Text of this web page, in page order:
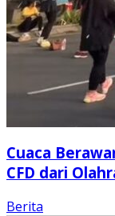
Cuaca
CFD dari
Berita